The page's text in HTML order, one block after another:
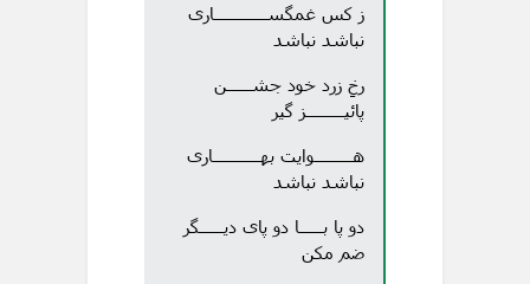
ز کس غمگســـــــــــاری
نباشد نباشد
رخِ زرد خود جشـــــن
پائیــــــــز گیر
هــــــــوایت بهــــــــــاری
نباشد نباشد
دو پا بـــــا دو پای دیـــــگر
ضم مکن